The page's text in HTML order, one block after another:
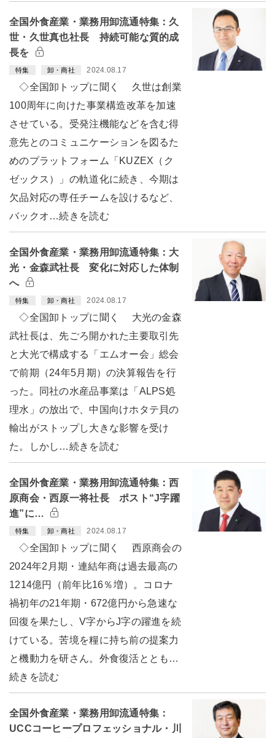
全国外食産業・業務用卸流通特集：久
世・久世真也社長 持続可能な質的成
長を
特集 卸・商社 2024.08.17
◇全国卸トップに聞く 久世は創業
100周年に向けた事業構造改革を加速
させている。受発注機能などを含む得
意先とのコミュニケーションを図るた
めのプラットフォーム「KUZEX（ク
ゼックス）」の軌道化に続き、今期は
欠品対応の専任チームを設けるなど、
バックオ…続きを読む
全国外食産業・業務用卸流通特集：大
光・金森武社長 変化に対応した体制
へ
特集 卸・商社 2024.08.17
◇全国卸トップに聞く 大光の金森
武社長は、先ごろ開かれた主要取引先
と大光で構成する「エムオー会」総会
で前期（24年5月期）の決算報告を行
った。同社の水産品事業は「ALPS処
理水」の放出で、中国向けホタテ貝の
輸出がストップし大きな影響を受け
た。しかし…続きを読む
全国外食産業・業務用卸流通特集：西
原商会・西原一将社長 ポスト“J字躍
進”に…
特集 卸・商社 2024.08.17
◇全国卸トップに聞く 西原商会の
2024年2月期・連結年商は過去最高の
1214億円（前年比16％増）。コロナ
禍初年の21年期・672億円から急速な
回復を果たし、V字からJ字の躍進を続
けている。苦境を糧に持ち前の提案力
と機動力を研さん。外食復活ととも…
続きを読む
全国外食産業・業務用卸流通特集：
UCCコーヒープロフェッショナル・川